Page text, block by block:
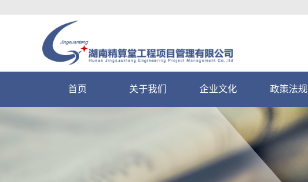
首页 关于我们 企业文化 政策法规